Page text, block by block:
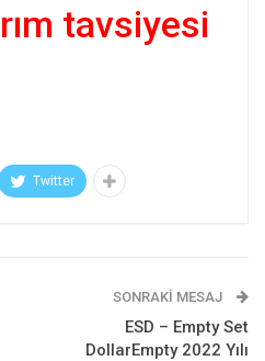
tavsiyesi
Twitter
SONRAKI MESAJ
ESD – Empty Set
DollarEmpty 2022 Yılı